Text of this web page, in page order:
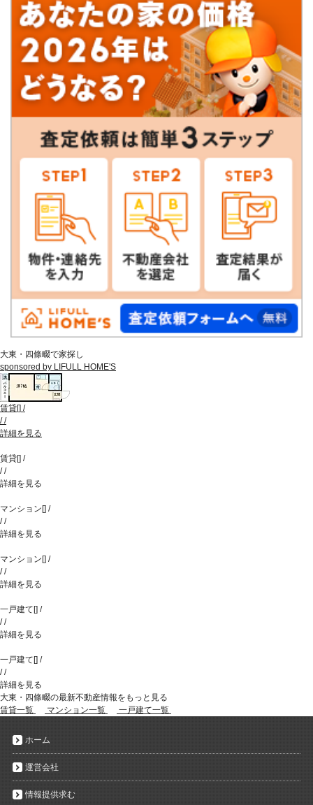
大東・四條畷で家探し
sponsored by LIFULL HOME'S
賃貸[] /
//
詳細を見る
賃貸[] /
//
詳細を見る
マンション [] /
//
詳細を見る
マンション [] /
//
詳細を見る
一戸建て [] /
//
詳細を見る
一戸建て [] /
//
詳細を見る
大東・四條畷の最新不動産情報をもっと見る
賃貸一覧
マンション一覧 一戸建て一覧
ホーム
運営会社
情報提供求む